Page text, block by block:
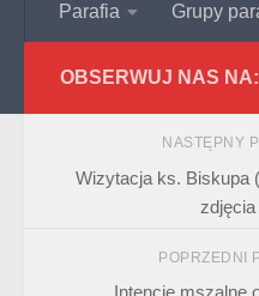
Parafia Grupy
OBSERWUJ NAS NA:
NASTĘPNY
Wizytacja ks. Biskupa
zdjęcia
POPRZEDNI